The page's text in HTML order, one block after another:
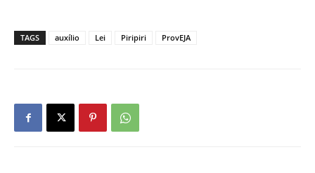
TAGS auxílio Lei Piripiri ProvEJA